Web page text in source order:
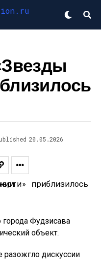
20.05.2026
Фудзисава
объект.
дискуссии